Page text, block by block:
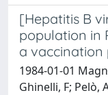
[Hepatitis B
population in
a
1984-01-01
Ghinelli, F; Pelò,